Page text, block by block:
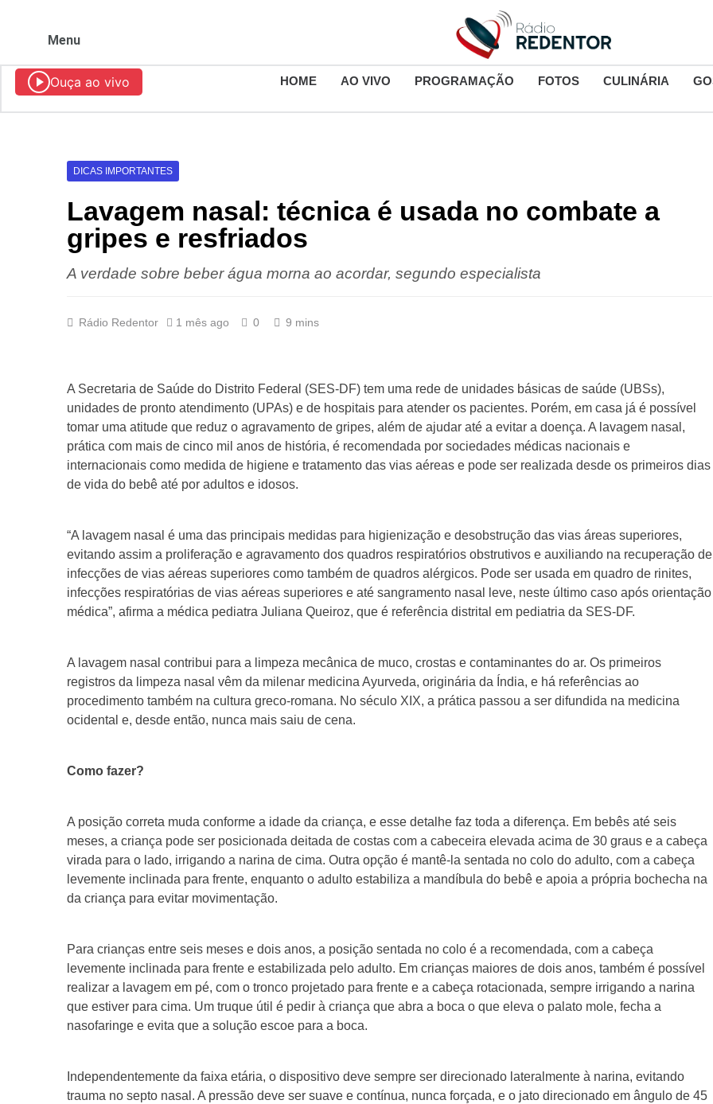
Menu
Ouça ao vivo HOME AO VIVO PROGRAMAÇÃO FOTOS CULINÁRIA
DICAS IMPORTANTES
Lavagem nasal: técnica é usada no combate a
gripes e resfriados
A verdade sobre beber água morna ao acordar, segundo especialista
Rádio Redentor 1 mês ago 0 9 mins
A Secretaria de Saúde do Distrito Federal (SES-DF) tem uma rede de unidades básicas de saúde (UBSs),
unidades de pronto atendimento (UPAs) e de hospitais para atender os pacientes. Porém, em casa já é possível
tomar uma atitude que reduz o agravamento de gripes, além de ajudar até a evitar a doença. A lavagem nasal,
prática com mais de cinco mil anos de história, é recomendada por sociedades médicas nacionais e
internacionais como medida de higiene e tratamento das vias aéreas e pode ser realizada desde os primeiros dias
de vida do bebê até por adultos e idosos.
“A lavagem nasal é uma das principais medidas para higienização e desobstrução das vias áreas superiores,
evitando assim a proliferação e agravamento dos quadros respiratórios obstrutivos e auxiliando na recuperação de
infecções de vias aéreas superiores como também de quadros alérgicos. Pode ser usada em quadro de rinites,
infecções respiratórias de vias aéreas superiores e até sangramento nasal leve, neste último caso após orientação
médica”, afirma a médica pediatra Juliana Queiroz, que é referência distrital em pediatria da SES-DF.
A lavagem nasal contribui para a limpeza mecânica de muco, crostas e contaminantes do ar. Os primeiros
registros da limpeza nasal vêm da milenar medicina Ayurveda, originária da Índia, e há referências ao
procedimento também na cultura greco-romana. No século XIX, a prática passou a ser difundida na medicina
ocidental e, desde então, nunca mais saiu de cena.
Como fazer?
A posição correta muda conforme a idade da criança, e esse detalhe faz toda a diferença. Em bebês até seis
meses, a criança pode ser posicionada deitada de costas com a cabeceira elevada acima de 30 graus e a cabeça
virada para o lado, irrigando a narina de cima. Outra opção é mantê-la sentada no colo do adulto, com a cabeça
levemente inclinada para frente, enquanto o adulto estabiliza a mandíbula do bebê e apoia a própria bochecha na
da criança para evitar movimentação.
Para crianças entre seis meses e dois anos, a posição sentada no colo é a recomendada, com a cabeça
levemente inclinada para frente e estabilizada pelo adulto. Em crianças maiores de dois anos, também é possível
realizar a lavagem em pé, com o tronco projetado para frente e a cabeça rotacionada, sempre irrigando a narina
que estiver para cima. Um truque útil é pedir à criança que abra a boca o que eleva o palato mole, fecha a
nasofaringe e evita que a solução escoe para a boca.
Independentemente da faixa etária, o dispositivo deve sempre ser direcionado lateralmente à narina, evitando
trauma no septo nasal. A pressão deve ser suave e contínua, nunca forçada, e o jato direcionado em ângulo de 45